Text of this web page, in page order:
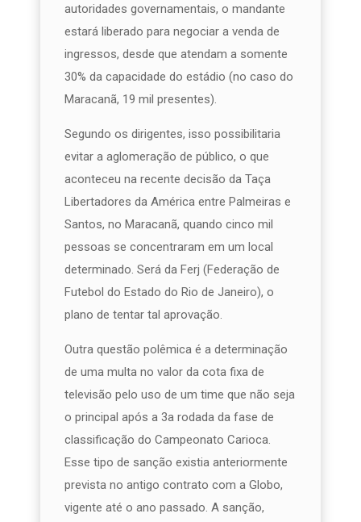
autoridades governamentais, o mandante
estará liberado para negociar a venda de
ingressos, desde que atendam a somente
30% da capacidade do estádio (no caso do
Maracanã, 19 mil presentes).
Segundo os dirigentes, isso possibilitaria
evitar a aglomeração de público, o que
aconteceu na recente decisão da Taça
Libertadores da América entre Palmeiras e
Santos, no Maracanã, quando cinco mil
pessoas se concentraram em um local
determinado. Será da Ferj (Federação de
Futebol do Estado do Rio de Janeiro), o
plano de tentar tal aprovação.
Outra questão polêmica é a determinação
de uma multa no valor da cota fixa de
televisão pelo uso de um time que não seja
o principal após a 3a rodada da fase de
classificação do Campeonato Carioca.
Esse tipo de sanção existia anteriormente
prevista no antigo contrato com a Globo,
vigente até o ano passado. A sanção,